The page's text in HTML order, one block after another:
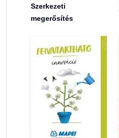
Szerkezeti
megerősítés